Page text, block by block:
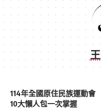
114年全國原住民族運動
10大懶人包一次掌握